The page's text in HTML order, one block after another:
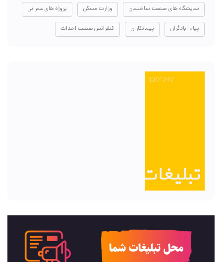
نمایشگاه های صنعت ساختمان وزارت مسکن پروژه های عمرانی
پیام آبادگران پیمانکاران کنفرانس صنعت احداث